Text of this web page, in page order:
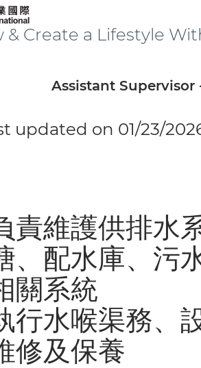
& Create a Lifestyle
Assistant Supervisor
updated on 01/23/
責維護供排水
、配水庫、污
關系統
行水喉渠務、
修及保養